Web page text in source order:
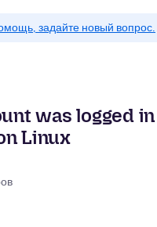
задайте новый вопрос.
was logged
Linux